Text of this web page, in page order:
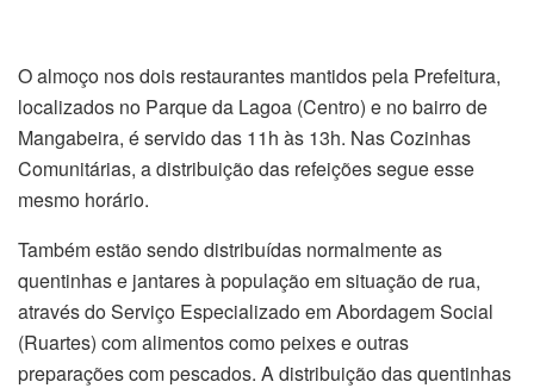
O almoço nos dois restaurantes mantidos pela Prefeitura,
localizados no Parque da Lagoa (Centro) e no bairro de
Mangabeira, é servido das 11h às 13h. Nas Cozinhas
Comunitárias, a distribuição das refeições segue esse
mesmo horário.
Também estão sendo distribuídas normalmente as
quentinhas e jantares à população em situação de rua,
através do Serviço Especializado em Abordagem Social
(Ruartes) com alimentos como peixes e outras
preparações com pescados. A distribuição das quentinhas